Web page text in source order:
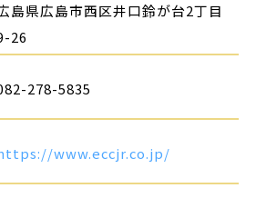
島県広島市西区井口鈴が台2丁目
26
278-5835
www.eccjr.co.jp/